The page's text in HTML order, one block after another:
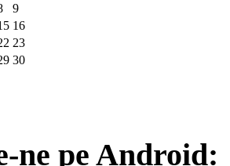
9
16
23
30
ne pe Android: